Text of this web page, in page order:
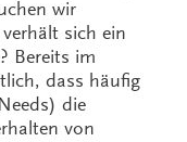
wir
sich ein
Bereits im
dass häufig
die
von